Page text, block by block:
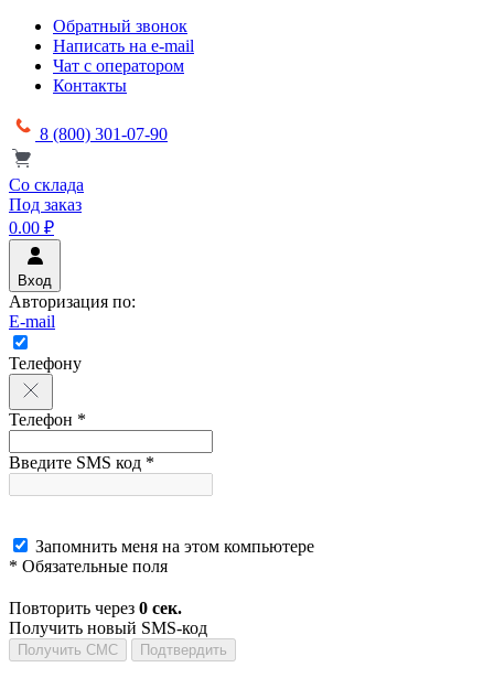
Обратный звонок
Написать на e-mail
Чат с оператором
Контакты
8 (800) 301-07-90
Со склада
Под заказ
0.00 ₽
Вход
Авторизация по:
E-mail
Телефону
Телефон *
Введите SMS код *
Запомнить меня на этом компьютере
* Обязательные поля
Повторить через 0 сек.
Получить новый SMS-код
Получить СМС Подтвердить